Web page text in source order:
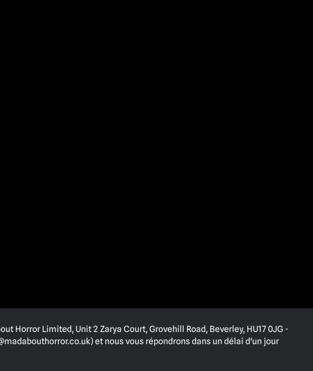
Horror Limited, Unit 2 Zarya Court, Grovehill Road, Beverley, HU17 0JG -
) et nous vous répondrons dans un délai d'un jour